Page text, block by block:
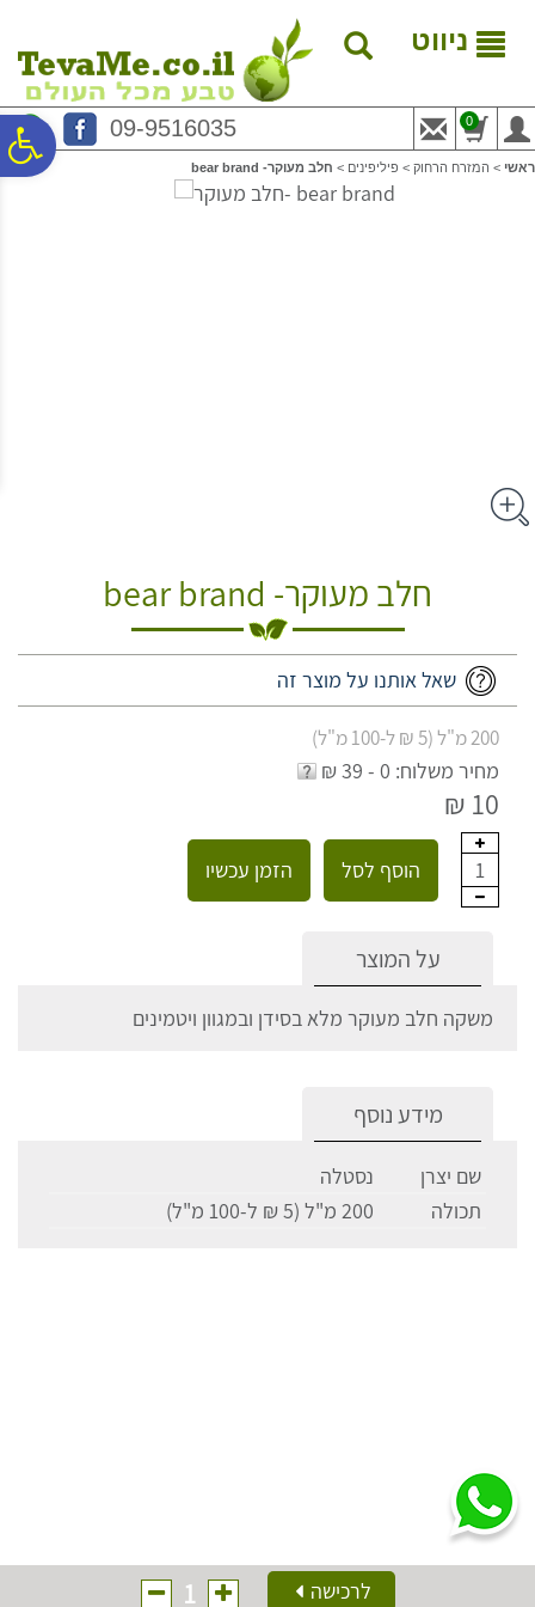
נגישות
המרכזי
ניווט
09-9516035 0
ראשי > המזרח הרחוק > פיליפינים > חלב מעוקר- bear brand
חלב מעוקר- bear brand
שאל אותנו על מוצר זה
200 מ"ל (5 ₪ ל-100 מ"ל)
מחיר משלוח: 0 - 39 ₪
10 ₪
1 הוסף לסל הזמן עכשיו
על המוצר
משקה חלב מעוקר מלא בסידן ובמגוון ויטמינים
מידע נוסף
שם יצרן
נסטלה
תכולה
200 מ"ל (5 ₪ ל-100 מ"ל)
לרכישה 1